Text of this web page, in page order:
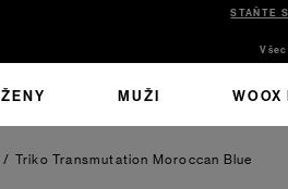
STAŇTE
ŽENY MUŽI WOOX
/ Triko Transmutation Moroccan Blue